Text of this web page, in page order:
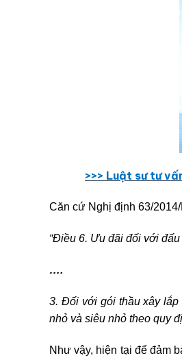
>>> Luật sư tư vấ
Căn cứ Nghị định 63/
“Điều 6. Ưu đãi đối với
….
3. Đối với gói thầu xây lắp
nhỏ và siêu nhỏ theo quy
Như vậy, hiện tại để đảm